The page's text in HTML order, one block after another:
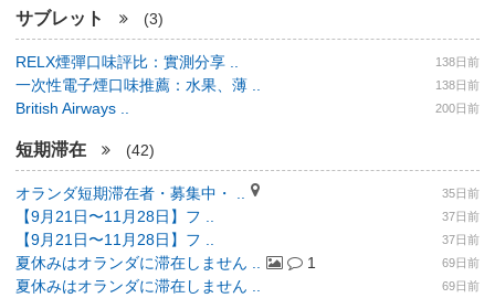
サブレット (3)
RELX煙彈口味評比：實測分享 .. 138日前
一次性電子煙口味推薦：水果、薄 .. 138日前
British Airways .. 200日前
短期滞在 (42)
オランダ短期滞在者・募集中・ .. 35日前
【9月21日〜11月28日】フ .. 37日前
【9月21日〜11月28日】フ .. 37日前
夏休みはオランダに滞在しません .. 1 69日前
夏休みはオランダに滞在しません .. 69日前